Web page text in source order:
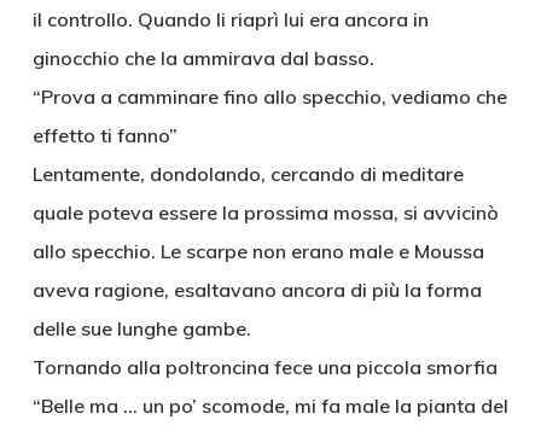
il controllo. Quando li riaprì lui era ancora in
ginocchio che la ammirava dal basso.
“Prova a camminare fino allo specchio, vediamo che
effetto ti fanno”
Lentamente, dondolando, cercando di meditare
quale poteva essere la prossima mossa, si avvicinò
allo specchio. Le scarpe non erano male e Moussa
aveva ragione, esaltavano ancora di più la forma
delle sue lunghe gambe.
Tornando alla poltroncina fece una piccola smorfia
“Belle ma … un po’ scomode, mi fa male la pianta del